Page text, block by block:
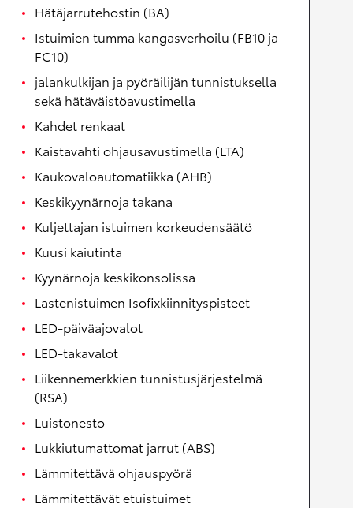
Hätäjarrutehostin (BA)
Istuimien tumma kangasverhoilu (FB10 ja
FC10)
jalankulkijan ja pyöräilijän tunnistuksella
sekä hätäväistöavustimella
Kahdet renkaat
Kaistavahti ohjausavustimella (LTA)
Kaukovaloautomatiikka (AHB)
Keskikyynärnoja takana
Kuljettajan istuimen korkeudensäätö
Kuusi kaiutinta
Kyynärnoja keskikonsolissa
Lastenistuimen Isofixkiinnityspisteet
LED-päiväajovalot
LED-takavalot
Liikennemerkkien tunnistusjärjestelmä
(RSA)
Luistonesto
Lukkiutumattomat jarrut (ABS)
Lämmitettävä ohjauspyörä
Lämmitettävät etuistuimet